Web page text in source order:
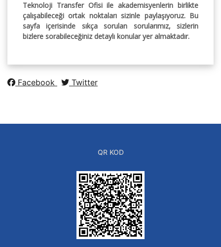
Teknoloji Transfer Ofisi ile akademisyenlerin birlikte
çalışabileceği ortak noktaları sizinle paylaşıyoruz. Bu
sayfa içerisinde sıkça sorulan sorularımız, sizlerin
bizlere sorabileceğiniz detaylı konular yer almaktadır.
Facebook Twitter
QR KOD